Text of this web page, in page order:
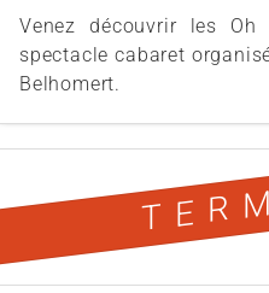
Venez découvrir les
spectacle cabaret
Belhomert.